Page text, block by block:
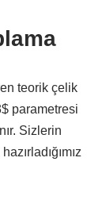
teorik çelik
parametresi
Sizlerin